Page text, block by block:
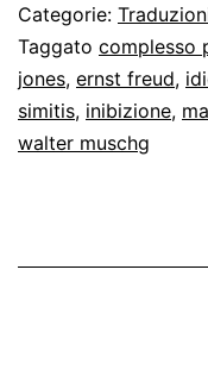
Categorie:
Taggato complesso
jones, ernst freud,
simitis, inibizione,
walter muschg